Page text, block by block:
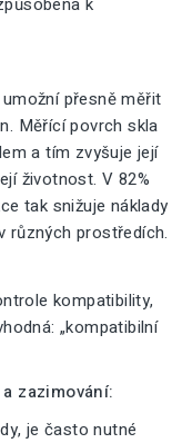
přesně měřit
Měřící povrch skla
a tím zvyšuje její
životnost. V 82%
tak snižuje náklady
různých prostředích.
kompatibility,
„kompatibilní
zazimování:
je často nutné